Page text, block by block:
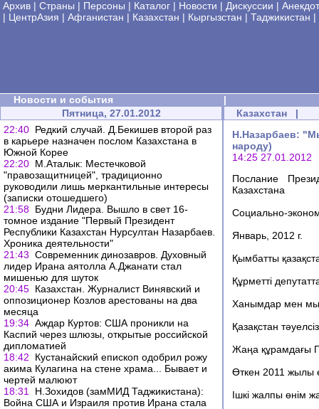
Архив | Страны | Персоны | Каталог | Новости | Дискуссии |
| ЦентрАзия | Афганистан | Казахстан | Кыргызстан | Таджикистан |
Новости и события
|
Пятница, 27.01.2012
22:40 Редкий случай. Д.Бекишев второй раз
в карьере назначен послом Казахстана в
Южной Корее
22:20 М.Аталык: Местечковой
"правозащитницей", традиционно
руководили лишь меркантильные интересы
(записки отошедшего)
21:58 Будни Лидера. Вышло в свет 16-
томное издание "Первый Президент
Республики Казахстан Нурсултан Назарбаев.
Хроника деятельности"
21:43 Современник динозавров. Духовный
лидер Ирана аятолла А.Джанати стал
мишенью для шуток
20:45 Казахстан. Журналист Винявский и
оппозиционер Козлов арестованы на два
месяца
19:34 Аждар Куртов: США проникли на
Каспий через шлюзы, открытые российской
дипломатией
18:42
Кустанайский епископ одобрил рожу
акима Кулагина на стене храма... Бывает и
чертей малюют
18:31
Н.Зохидов (замМИД Таджикистана):
Война США и Израиля против Ирана стала
Казахстан |
Н.Назарбаев:
народу)
14:25 27.01.2012
Послание
Казахстана
Социально-
Январь, 2012 г.
Қымбатты
Құрметті
Ханымдар мен
Қазақстан
Жаңа құрамдағы
Өткен 2011 жылы
Ішкі жалпы өнім